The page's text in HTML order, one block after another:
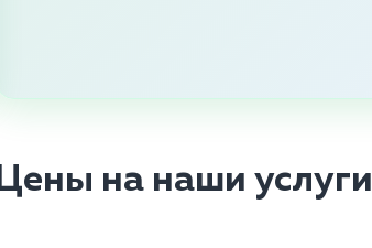
Цены на наши услуги